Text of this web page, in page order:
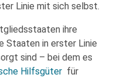
Linie mit sich selbst.
ihre
Staaten in erster Linie
sind – bei dem es
Hilfsgüter für